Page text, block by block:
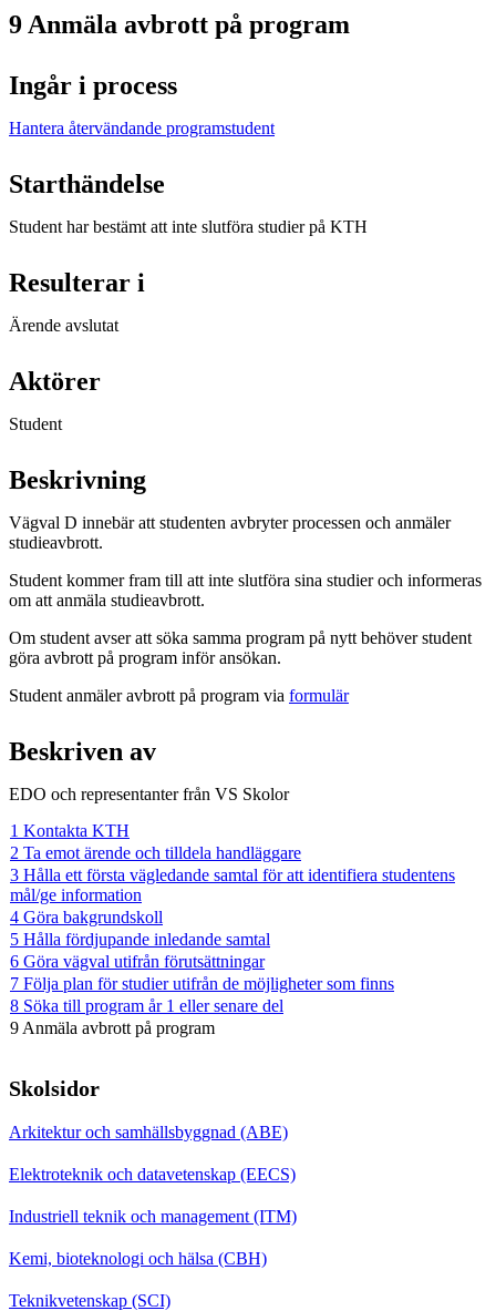
9 Anmäla avbrott på program
Ingår i process
Hantera återvändande programstudent
Starthändelse
Student har bestämt att inte slutföra studier på KTH
Resulterar i
Ärende avslutat
Aktörer
Student
Beskrivning
Vägval D innebär att studenten avbryter processen och anmäler
studieavbrott.
Student kommer fram till att inte slutföra sina studier och informeras
om att anmäla studieavbrott.
Om student avser att söka samma program på nytt behöver student
göra avbrott på program inför ansökan.
Student anmäler avbrott på program via formulär
Beskriven av
EDO och representanter från VS Skolor
1 Kontakta KTH
2 Ta emot ärende och tilldela handläggare
3 Hålla ett första vägledande samtal för att identifiera studentens
mål/ge information
4 Göra bakgrundskoll
5 Hålla fördjupande inledande samtal
6 Göra vägval utifrån förutsättningar
7 Följa plan för studier utifrån de möjligheter som finns
8 Söka till program år 1 eller senare del
9 Anmäla avbrott på program
Skolsidor
Arkitektur och samhällsbyggnad (ABE)
Elektroteknik och datavetenskap (EECS)
Industriell teknik och management (ITM)
Kemi, bioteknologi och hälsa (CBH)
Teknikvetenskap (SCI)